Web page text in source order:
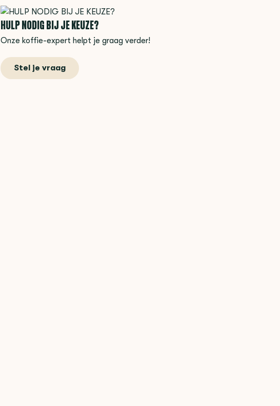
HULP NODIG BIJ JE KEUZE?
Onze koffie-expert helpt je graag verder!
Stel je vraag